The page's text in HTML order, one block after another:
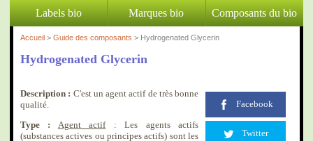
Labels bio Marques bio Composants du bio
Accueil > Guide des composants > Hydrogenated Glycerin
Hydrogenated Glycerin
Facebook
Twitter
Description : C'est un agent actif de très bonne
qualité.
Type :
Agent actif: Les agents actifs
(substances actives ou principes actifs) sont les